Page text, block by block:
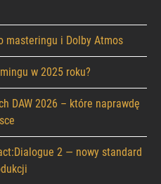
masteringu i Dolby Atmos
w 2025 roku?
DAW 2026 – które naprawdę
2 — nowy standard